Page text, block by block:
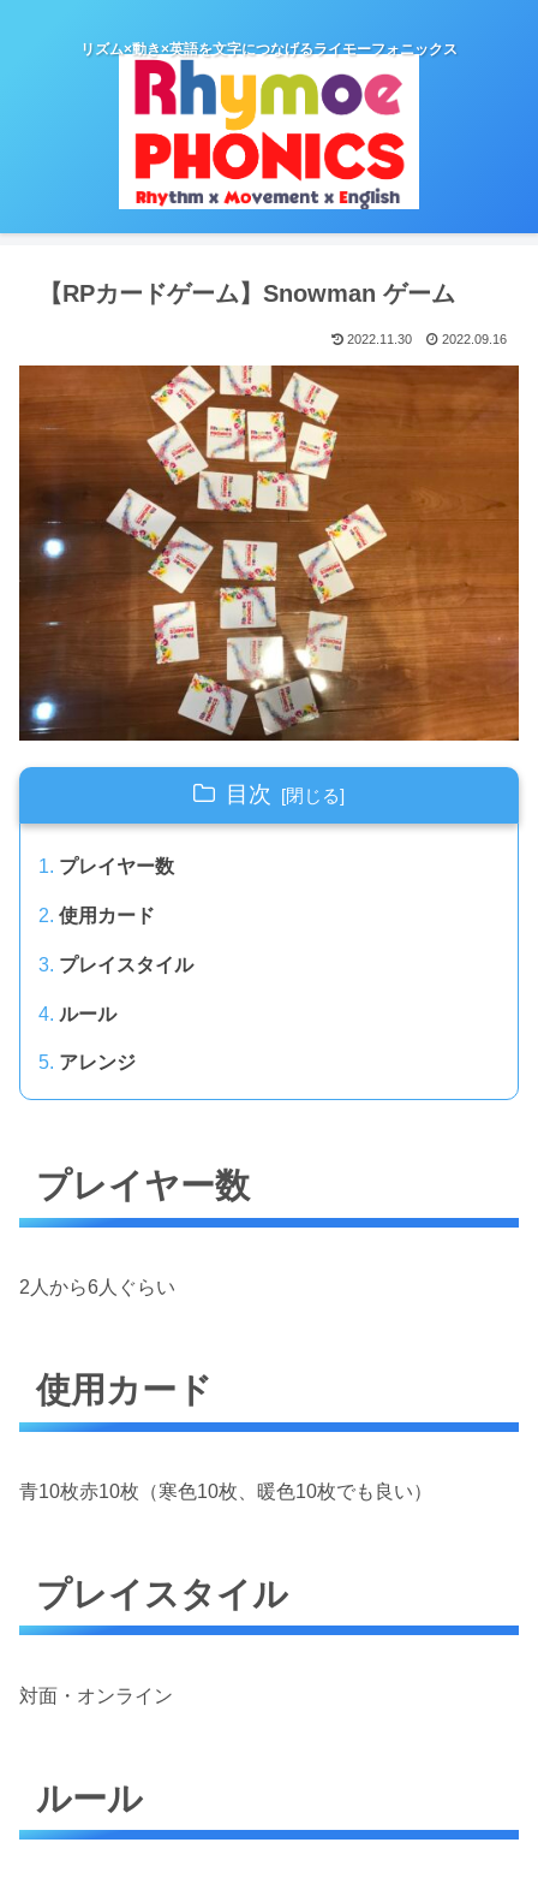
リズム×動き×英語を文字につなげるライモーフォニックス
【RPカードゲーム】Snowman ゲーム
2022.11.30 2022.09.16
目次
プレイヤー数
使用カード
プレイスタイル
ルール
アレンジ
プレイヤー数
2人から6人ぐらい
使用カード
青10枚赤10枚（寒色10枚、暖色10枚でも良い）
プレイスタイル
対面・オンライン
ルール